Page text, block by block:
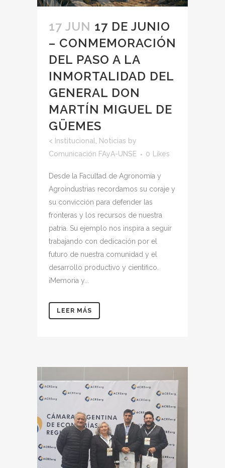
17 JUN 17 DE JUNIO
– CONMEMORACIÓN
DEL PASO A LA
INMORTALIDAD DEL
GENERAL DON
MARTÍN MIGUEL DE
GÜEMES
< Institucional Noticias by
Comunicación FAyA-UNSE
0 Likes
Desde la Facultad de Agronomía y
Agroindustrias recordamos su coraje y
su convicción para defender las
fronteras y los recursos de nuestra
patria. Su ejemplo nos inspira a seguir
trabajando con dedicación por el
futuro de nuestra comunidad y el
desarrollo productivo y científico.
¡Memoria y...
LEER MÁS